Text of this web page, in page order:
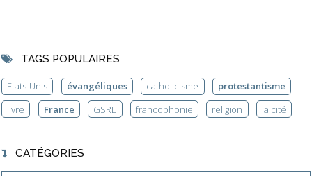
TAGS POPULAIRES
Etats-Unis évangéliques catholicisme
protestantisme
livre
France GSRL francophonie religion laïcité
CATÉGORIES